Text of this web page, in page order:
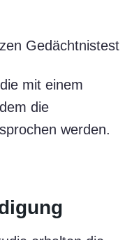
Gedächtnistest
mit einem
die
werden.